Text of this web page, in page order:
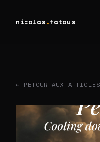
nicolas .fatous
← RETOUR AUX ARTICLES